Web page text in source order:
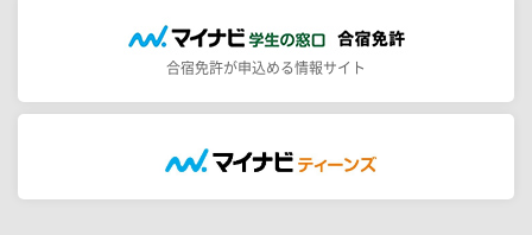
合宿免許が申込める情報サイト